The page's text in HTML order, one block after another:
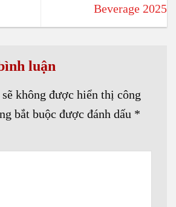
Beverage 2025
luận
không được hiển thị công
bắt buộc được đánh dấu *